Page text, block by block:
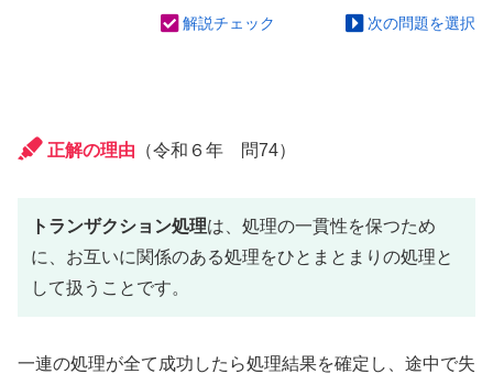
解説チェック 次の問題を選択
正解の理由 （令和６年 問74）
トランザクション処理は、処理の一貫性を保つため
に、お互いに関係のある処理をひとまとまりの処理と
して扱うことです。
一連の処理が全て成功したら処理結果を確定し、途中で失